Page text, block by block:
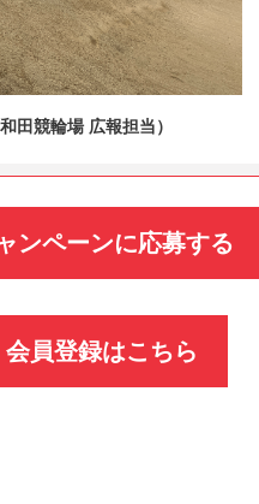
田競輪場 広報担当）
ンペーンに応募する
会員登録はこちら